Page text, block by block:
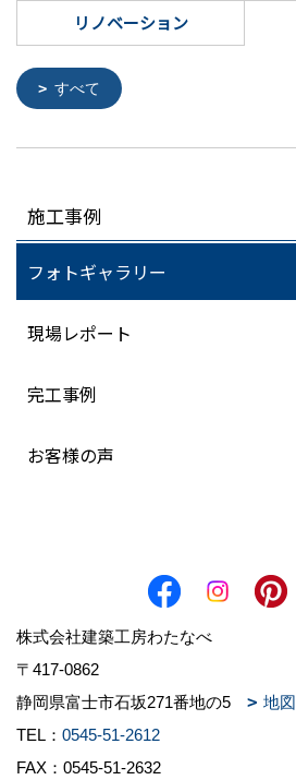
リノベーション
すべて
施工事例
フォトギャラリー
現場レポート
完工事例
お客様の声
株式会社建築工房わたなべ
〒417-0862
静岡県富士市石坂271番地の5
地図
TEL： 0545-51-2612
FAX：0545-51-2632